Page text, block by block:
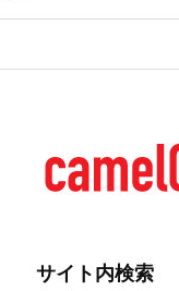
サイト内検索